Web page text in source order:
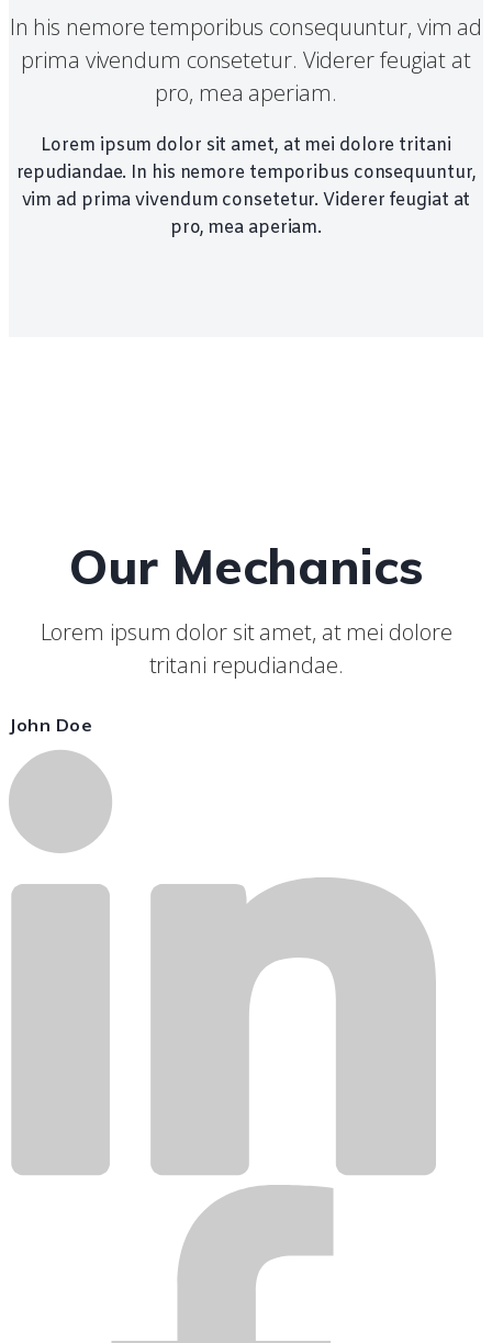
In his nemore temporibus consequuntur, vim ad
prima vivendum consetetur. Viderer feugiat at
pro, mea aperiam.
Lorem ipsum dolor sit amet, at mei dolore tritani
repudiandae. In his nemore temporibus consequuntur,
vim ad prima vivendum consetetur. Viderer feugiat at
pro, mea aperiam.
Our Mechanics
Lorem ipsum dolor sit amet, at mei dolore
tritani repudiandae.
John Doe